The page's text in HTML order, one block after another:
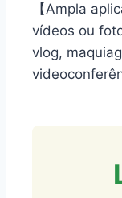
【Ampla
vídeos ou
vlog,